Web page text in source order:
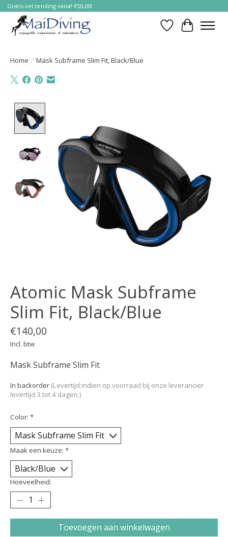
Gratis verzending vanaf €50,00!
Verlanglijst
Home / Mask Subframe Slim Fit, Black/Blue
Atomic Mask Subframe
Slim Fit, Black/Blue
€140,00
Incl. btw
Mask Subframe Slim Fit
In backorder (Levertijd:indien op voorraad bij onze leverancier
levertijd 3 tot 4 dagen )
Color: *
Maak een keuze: *
Hoeveelheid:
Toevoegen aan winkelwagen